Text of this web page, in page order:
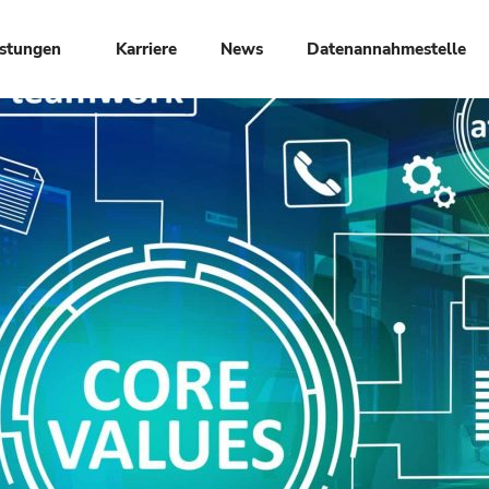
Karriere News Datenannahmestelle